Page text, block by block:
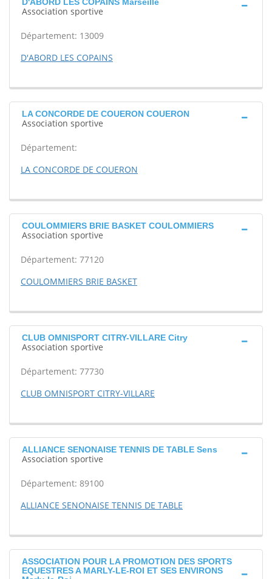
Association sportive
Département: 13009
D'ABORD LES COPAINS
LA CONCORDE DE COUERON COUERON
Association sportive
Département:
LA CONCORDE DE COUERON
COULOMMIERS BRIE BASKET COULOMMIERS
Association sportive
Département: 77120
COULOMMIERS BRIE BASKET
CLUB OMNISPORT CITRY-VILLARE Citry
Association sportive
Département: 77730
CLUB OMNISPORT CITRY-VILLARE
ALLIANCE SENONAISE TENNIS DE TABLE Sens
Association sportive
Département: 89100
ALLIANCE SENONAISE TENNIS DE TABLE
ASSOCIATION POUR LA PROMOTION DES SPORTS
EQUESTRES A MARLY-LE-ROI ET SES ENVIRONS